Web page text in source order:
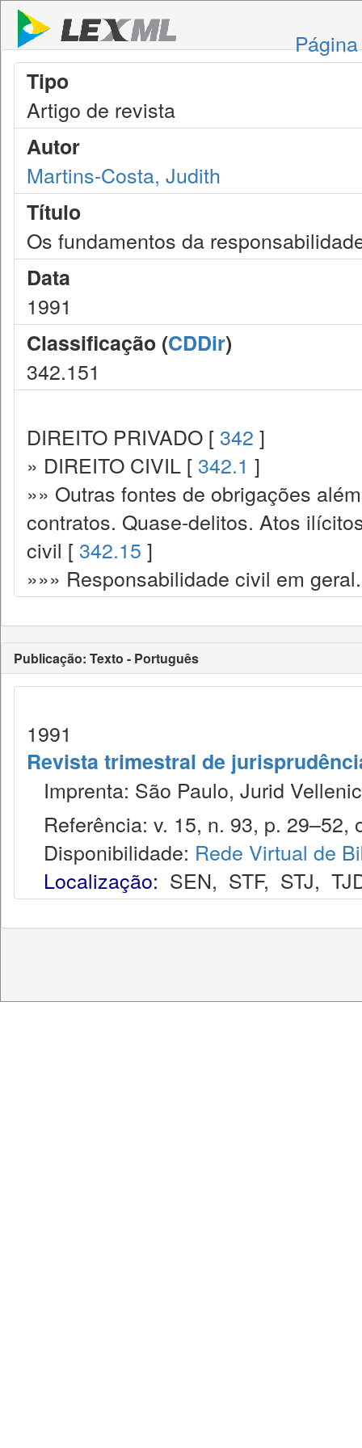
Tipo
Artigo de revista
Autor
Martins-Costa, Judith
Título
Os fundamentos da
Data
1991
Classificação (CDDir)
342.151
DIREITO PRIVADO [ 342 ]
» DIREITO CIVIL [ 342.1 ]
»» Outras fontes de obrigações
contratos. Quase-delitos. Atos
civil [ 342.15 ]
»»» Responsabilidade civil em
Publicação: Texto - Português
1991
Revista trimestral de
Imprenta: São Paulo, Jurid
Referência: v. 15, n. 93, p. 29–52,
Disponibilidade: Rede Virtual de
Localização: SEN, STF, STJ,